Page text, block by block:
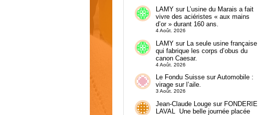
LAMYsur L’usine du Marais a fait
vivre des aciéristes « aux mains
d’or » durant 160 ans.
4 Août. 2026
LAMYsur La seule usine française
qui fabrique les corps d’obus du
canon Caesar.
4 Août. 2026
Le Fondu SuissesurAutomobile :
virage sur l’aile.
3 Août. 2026
Jean-Claude Lougesur FONDERIE
LAVAL Une belle journée placée